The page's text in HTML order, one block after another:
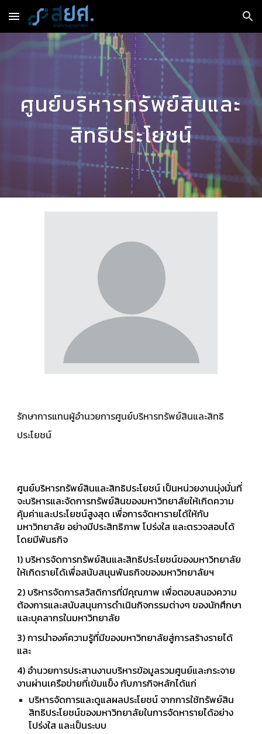
Skip to main content Skip to navigation
ศูนย์บริหารทรัพย์สินและ
สิทธิประโยชน์
รักษาการแทนผู้อำนวยการศูนย์บริหารทรัพย์สินและสิทธิ
ประโยชน์
ศูนย์บริหารทรัพย์สินและสิทธิประโยชน์ เป็นหน่วยงานมุ่งมั่นที่
จะบริหารและจัดการทรัพย์สินของมหาวิทยาลัยให้เกิดความ
คุ้มค่าและประโยชน์สูงสุด เพื่อการจัดหารายได้ให้กับ
มหาวิทยาลัย อย่างมีประสิทธิภาพ โปร่งใส และตรวจสอบได้
โดยมีพันธกิจ
1) บริหารจัดการทรัพย์สินและสิทธิประโยชน์ของมหาวิทยาลัย
ให้เกิดรายได้เพื่อสนับสนุนพันธกิจของมหาวิทยาลัยฯ
2) บริหารจัดการสวัสดิการที่มีคุณภาพ เพื่อตอบสนองความ
ต้องการและสนับสนุนการดำเนินกิจกรรมต่างๆ ของนักศึกษา
และบุคลากรในมหาวิทยาลัย
3) การนำองค์ความรู้ที่มีของมหาวิทยาลัยสู่การสร้างรายได้
และ
4) อำนวยการประสานงานบริหารข้อมูลรวมศูนย์และกระจาย
งานผ่านเครือข่ายที่เข้มแข็ง กับภารกิจหลักได้แก่
บริหารจัดการและดูแลผลประโยชน์ จากการใช้ทรัพย์สิน
สิทธิประโยชน์ของมหาวิทยาลัยในการจัดหารายได้อย่าง
โปร่งใส และเป็นระบบ